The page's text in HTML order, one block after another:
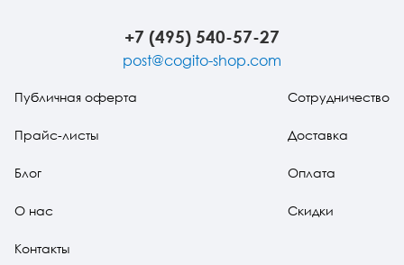
+7 (495) 540-57-27
post@cogito-shop.com
Публичная оферта
Прайс-листы
Блог
О нас
Контакты
Сотрудничество
Доставка
Оплата
Скидки